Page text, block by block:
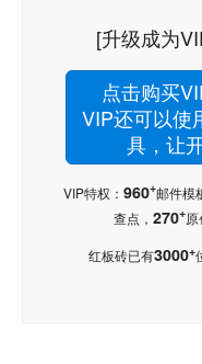
[升级成为
点击购买
VIP还可以使
具，让
VIP特权： 960+邮件模
查点， 270+原
红板砖已有3000+